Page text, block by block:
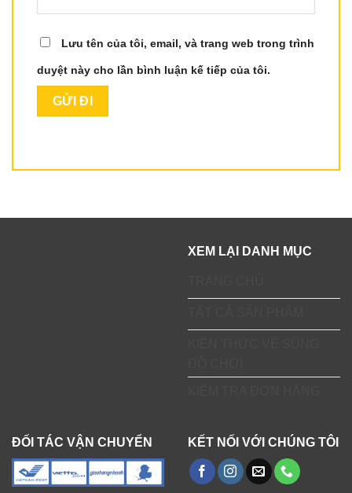
Lưu tên của tôi, email, và trang web trong trình
duyệt này cho lần bình luận kế tiếp của tôi.
XEM LẠI DANH MỤC
ĐỐI TÁC VẬN CHUYỂN KẾT NỐI VỚI CHÚNG TÔI